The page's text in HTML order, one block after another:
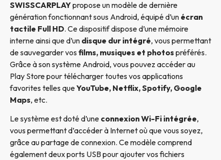
SWISSCARPLAYpropose un modèle de dernière
génération fonctionnant sous Android, équipé d’un écran
tactile Full HD. Ce dispositif dispose d’une mémoire
interne ainsi que d’un disque dur intégré, vous permettant
de sauvegarder vos films, musiques et photos préférés.
Grâce à son système Android, vous pouvez accéder au
Play Store pour télécharger toutes vos applications
favorites telles queYouTube, Netflix, Spotify, Google
Maps, etc.
Le système est doté d’une connexion Wi-Fi intégrée,
vous permettant d’accéder à Internet où que vous soyez,
grâce au partage de connexion. Ce modèle comprend
également deux ports USB pour ajouter vos fichiers